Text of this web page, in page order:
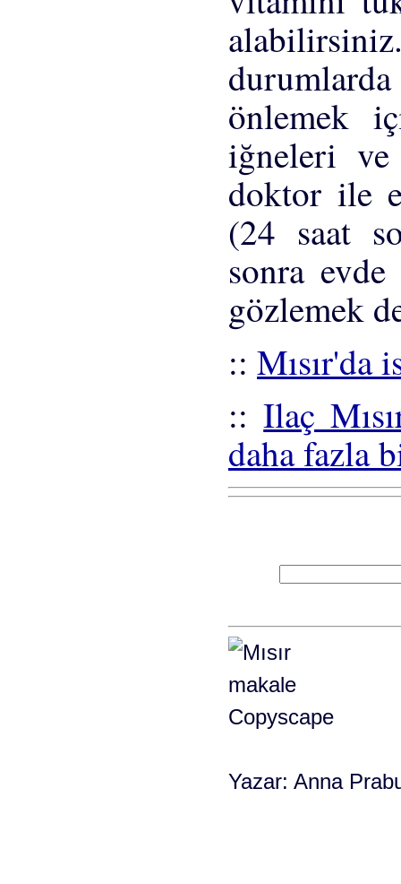
durumlarda
önlemek
iğneleri
doktor ile
(24 saat
sonra
gözlemek
:: Mısır'da
::Ilaç
daha fazla
Yazar: Anna